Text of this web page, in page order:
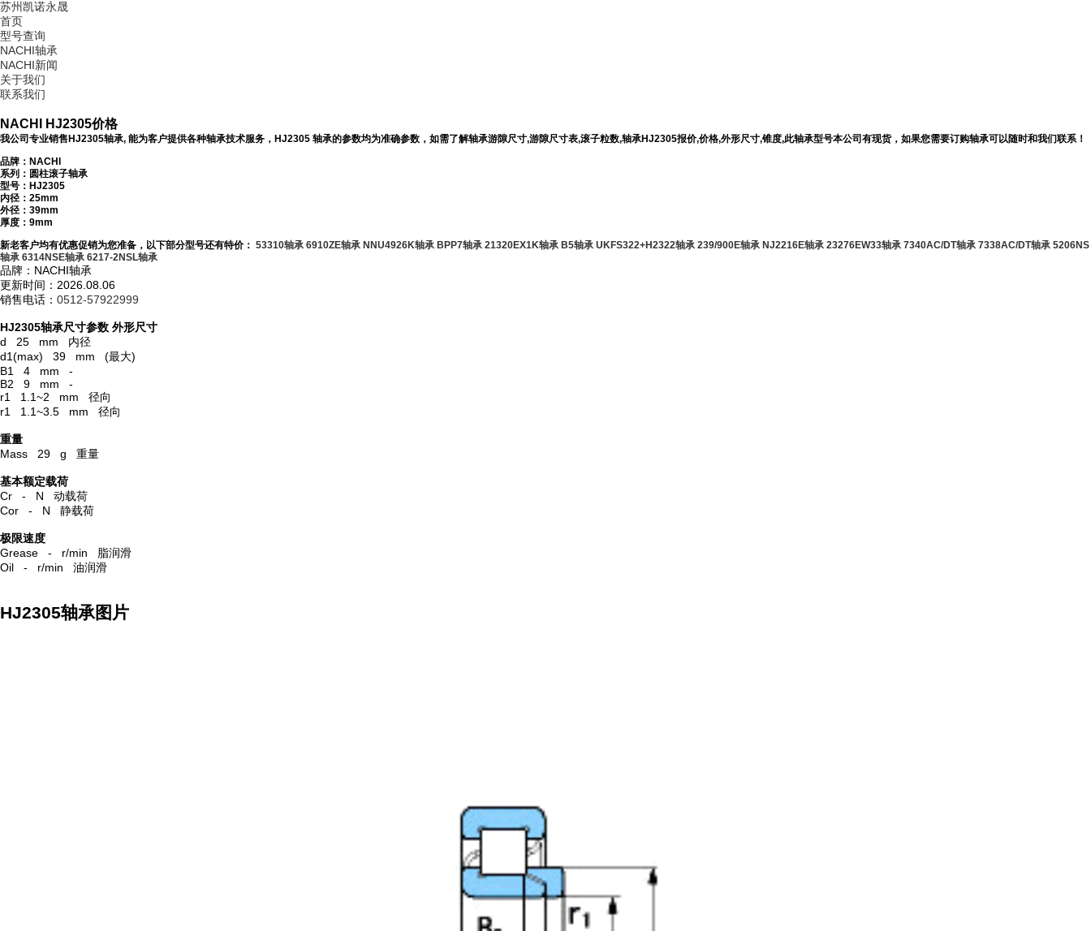
苏州凯诺永晟
首页
型号查询
NACHI轴承
NACHI新闻
关于我们
联系我们
NACHI HJ2305价格
我公司专业销售HJ2305轴承, 能为客户提供各种轴承技术服务，HJ2305 轴承的参数均为准确参数，如需了解轴承游隙尺寸,游隙尺寸表,滚子粒数,轴承HJ2305报价,价格,外形尺寸,锥度,此轴承型号本公司有现货，如果您需要订购轴承可以随时和我们联系！
品牌：NACHI
系列：圆柱滚子轴承
型号： HJ2305
内径：25mm
外径：39mm
厚度：9mm
新老客户均有优惠促销为您准备，以下部分型号还有特价： 53310轴承 6910ZE轴承 NNU4926K轴承 BPP7轴承 21320EX1K轴承 B5轴承 UKFS322+H2322轴承 239/900E轴承 NJ2216E轴承 23276EW33轴承 7340AC/DT轴承 7338AC/DT轴承 5206NS
轴承 6314NSE轴承 6217-2NSL轴承
品牌：NACHI轴承
更新时间：2026.08.06
销售电话： 0512-57922999
HJ2305轴承尺寸参数 外形尺寸
d 25 mm 内径
d1(max) 39 mm (最大)
B1 4 mm -
B2 9 mm -
r1 1.1~2 mm 径向
r1 1.1~3.5 mm 径向
重量
Mass 29 g 重量
基本额定载荷
Cr - N 动载荷
Cor - N 静载荷
极限速度
Grease - r/min 脂润滑
Oil - r/min 油润滑
HJ2305轴承图片